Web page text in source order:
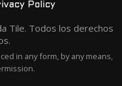
Policy
Tile. Todos los derechos
in any form, by any means,